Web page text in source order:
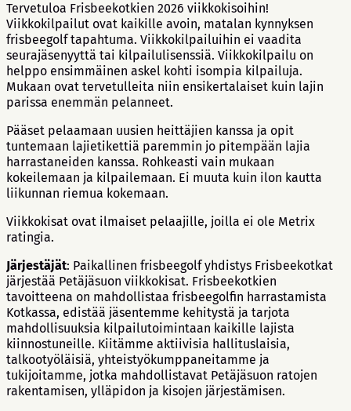
Tervetuloa Frisbeekotkien 2026 viikkokisoihin!
Viikkokilpailut ovat kaikille avoin, matalan kynnyksen
frisbeegolf tapahtuma. Viikkokilpailuihin ei vaadita
seurajäsenyyttä tai kilpailulisenssiä. Viikkokilpailu on
helppo ensimmäinen askel kohti isompia kilpailuja.
Mukaan ovat tervetulleita niin ensikertalaiset kuin lajin
parissa enemmän pelanneet.
Pääset pelaamaan uusien heittäjien kanssa ja opit
tuntemaan lajietikettiä paremmin jo pitempään lajia
harrastaneiden kanssa. Rohkeasti vain mukaan
kokeilemaan ja kilpailemaan. Ei muuta kuin ilon kautta
liikunnan riemua kokemaan.
Viikkokisat ovat ilmaiset pelaajille, joilla ei ole Metrix
ratingia.
Järjestäjät: Paikallinen frisbeegolf yhdistys Frisbeekotkat
järjestää Petäjäsuon viikkokisat. Frisbeekotkien
tavoitteena on mahdollistaa frisbeegolfin harrastamista
Kotkassa, edistää jäsentemme kehitystä ja tarjota
mahdollisuuksia kilpailutoimintaan kaikille lajista
kiinnostuneille. Kiitämme aktiivisia hallituslaisia,
talkootyöläisiä, yhteistyökumppaneitamme ja
tukijoitamme, jotka mahdollistavat Petäjäsuon ratojen
rakentamisen, ylläpidon ja kisojen järjestämisen.